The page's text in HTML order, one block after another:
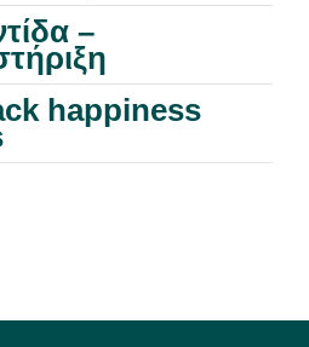
–
happiness